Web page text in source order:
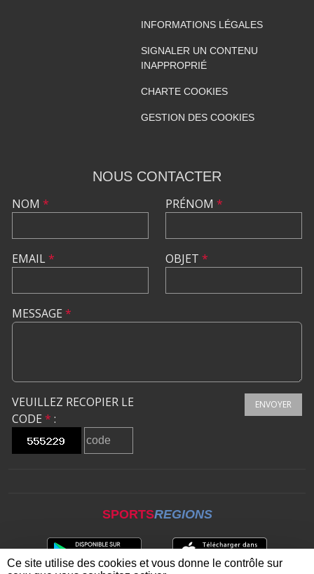
INFORMATIONS LÉGALES
SIGNALER UN CONTENU
INAPPROPRIÉ
CHARTE COOKIES
GESTION DES COOKIES
NOUS CONTACTER
NOM *
EMAIL*
PRÉNOM *
OBJET *
MESSAGE *
VEUILLEZ RECOPIER LE
CODE * :
ENVOYER
SPORTSREGIONS
Ce site utilise des cookies et vous donne le contrôle sur